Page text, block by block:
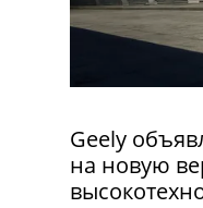
Geely
на новую